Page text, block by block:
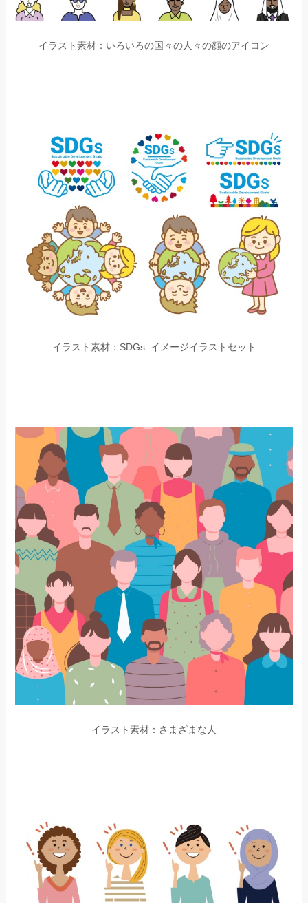
イラスト素材：いろいろの国々の人々の顔のアイコン
イラスト素材：SDGs_イメージイラストセット
イラスト素材：さまざまな人